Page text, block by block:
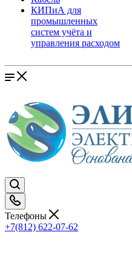
КИПиА для
промышленных
систем учёта и
управления расходом
Телефоны
+7(812) 622-07-62